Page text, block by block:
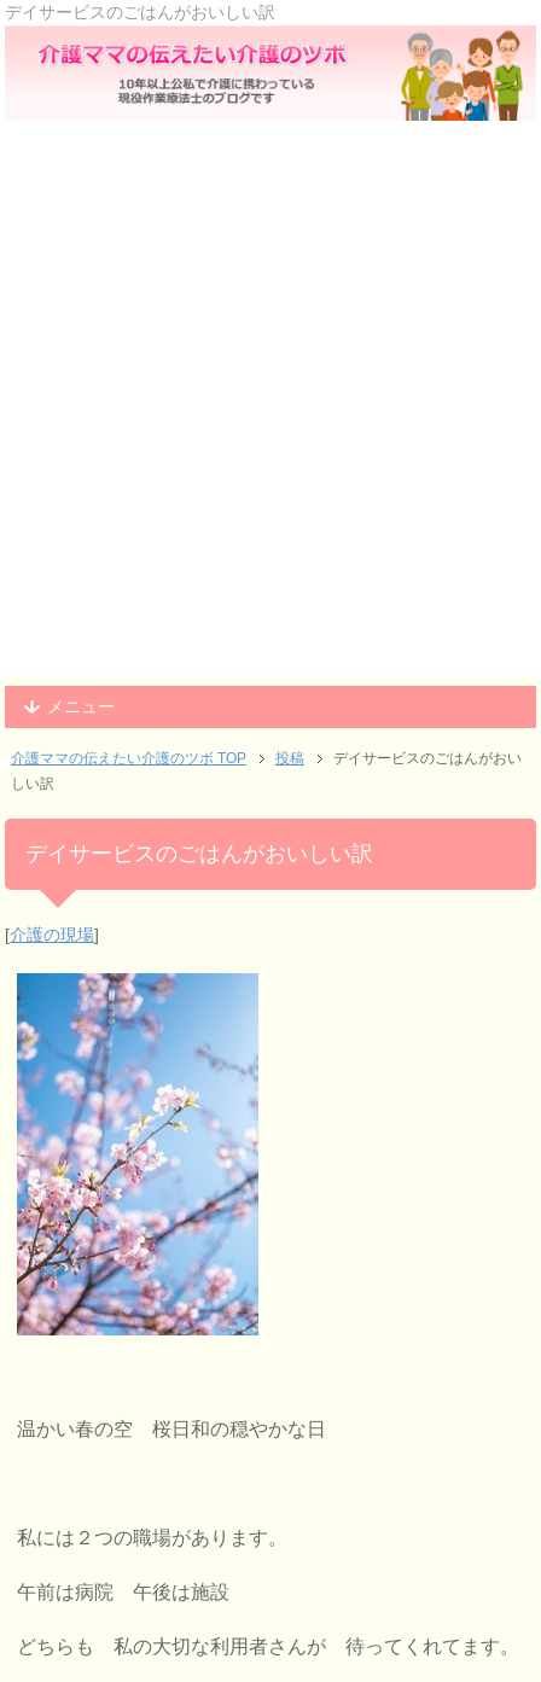
デイサービスのごはんがおいしい訳
メニュー
介護ママの伝えたい介護のツボ TOP 投稿
デイサービスのごはんがおい
しい訳
デイサービスのごはんがおいしい訳
[介護の現場]
温かい春の空 桜日和の穏やかな日
私には２つの職場があります。
午前は病院 午後は施設
どちらも 私の大切な利用者さんが 待ってくれてます。